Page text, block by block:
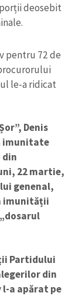
deosebit
pentru 72 de
le-a ridicat
Denis
imunitate
din
22 martie,
genenal,
imunității
Partidului
din
l-a apărat pe